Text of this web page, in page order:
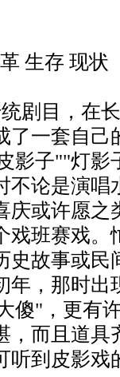
生存 现状
剧目，在
了一套自己
影子""灯影
不论是演唱
庆或许愿之
戏班赛戏。
史故事或
年，那时出
傻"，更有
，而且道具
听到皮影戏